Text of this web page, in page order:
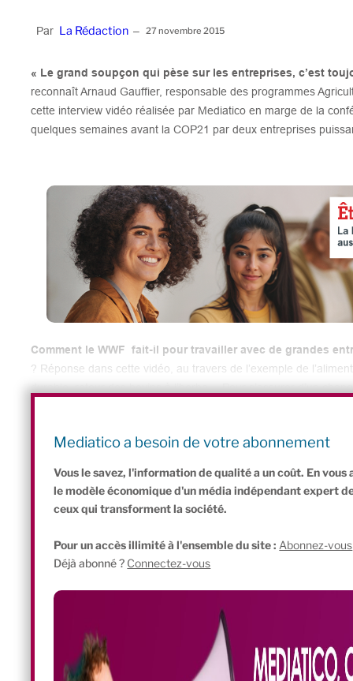
Par La Rédaction – 27 novembre 2015
« Le grand soupçon qui pèse sur les entreprises, c’est
reconnaît Arnaud Gauffier, responsable des programmes
cette interview vidéo réalisée par Mediatico en marge de la
quelques semaines avant la COP21 par deux entreprises
Comment le WWF fait-il pour travailler avec de grandes
? Réponse dans cette vidéo, au travers de l’exemple de
durable, retour des bovins à l’herbe… Pour s’assurer d’un
Mediatico a besoin de votre abonnement
Vous le savez, l'information de qualité a un coût. En
le modèle économique d'un média indépendant expert
ceux qui transforment la société.
Pour un accès illimité à l'ensemble du site : Abonnez-vous
Déjà abonné ? Connectez-vous